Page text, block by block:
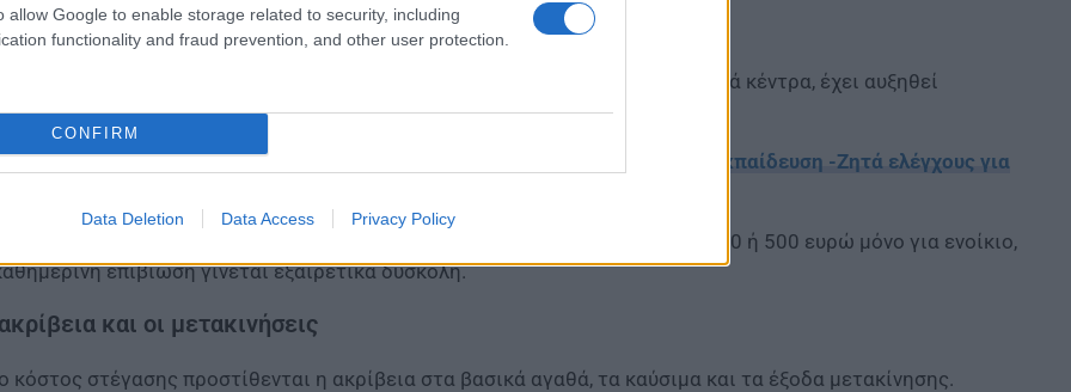
allow Google to enable storage related to security, including
functionality and fraud prevention, and other user protection.
CONFIRM
Data Deletion Data Access Privacy Policy
κόστος στέγασης, ιδιαίτερα σε τουριστικές περιοχές, νησιά και μεγάλα αστικά κέντρα, έχει αυξηθεί
ΟΙΕΛΕ για σκάνδαλο τύπου ΟΠΕΚΕΠΕ στην ιδιωτική προσχολική εκπαίδευση -Ζητά ελέγχους για
από έναν καθαρό μηνιαίο μισθό περίπου 850 έως 950 ευρώ απαιτούνται 400 ή 500 ευρώ μόνο για ενοίκιο,
επιβίωση γίνεται εξαιρετικά δύσκολη.
και οι μετακινήσεις
κόστος στέγασης προστίθενται η ακρίβεια στα βασικά αγαθά, τα καύσιμα και τα έξοδα μετακίνησης.